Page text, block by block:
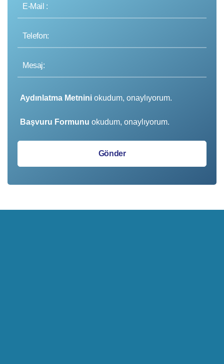
Aydınlatma Metnini okudum, onaylıyorum.
Başvuru Formunu okudum, onaylıyorum.